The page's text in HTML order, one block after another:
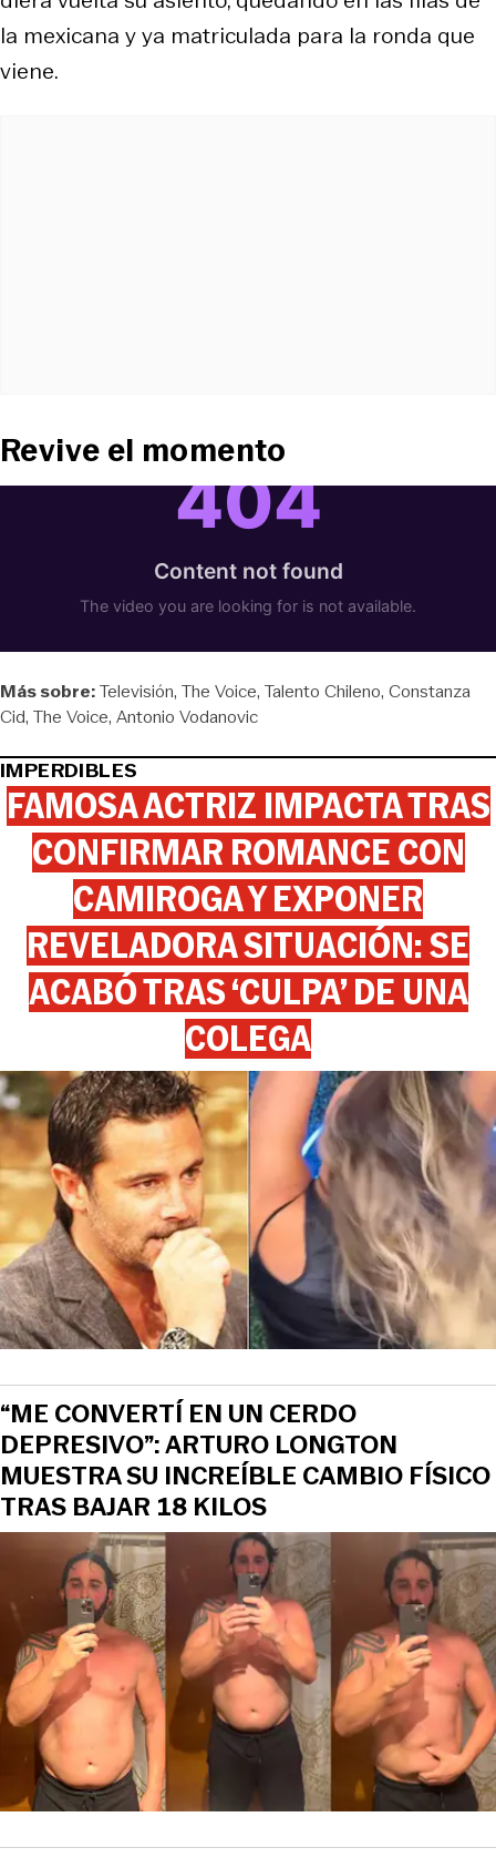
la mexicana y ya matriculada para la ronda que
viene.
Revive el momento
Más sobre:Televisión The Voice Talento Chileno Constanza
Cid The Voice Antonio Vodanovic
IMPERDIBLES
FAMOSA ACTRIZ IMPACTA TRAS
CONFIRMAR ROMANCE CON
CAMIROGA Y EXPONER
REVELADORA SITUACIÓN: SE
ACABÓ TRAS ‘CULPA’ DE UNA
COLEGA
“ME CONVERTÍ EN UN CERDO
DEPRESIVO”: ARTURO LONGTON
MUESTRA SU INCREÍBLE CAMBIO FÍSICO
TRAS BAJAR 18 KILOS